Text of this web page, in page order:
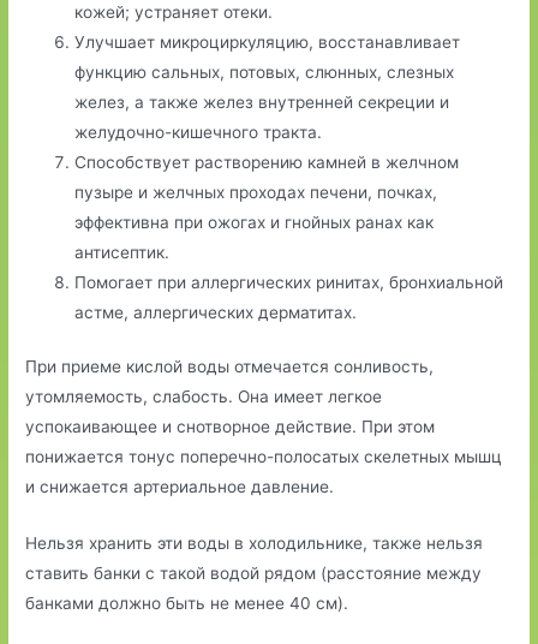
кожей; устраняет отеки.
Улучшает микроциркуляцию, восстанавливает
функцию сальных, потовых, слюнных, слезных
желез, а также желез внутренней секреции и
желудочно-кишечного тракта.
Способствует растворению камней в желчном
пузыре и желчных проходах печени, почках,
эффективна при ожогах и гнойных ранах как
антисептик.
Помогает при аллергических ринитах, бронхиальной
астме, аллергических дерматитах.
При приеме кислой воды отмечается сонливость,
утомляемость, слабость. Она имеет легкое
успокаивающее и снотворное действие. При этом
понижается тонус поперечно-полосатых скелетных мышц
и снижается артериальное давление.
Нельзя хранить эти воды в холодильнике, также нельзя
ставить банки с такой водой рядом (расстояние между
банками должно быть не менее 40 см).